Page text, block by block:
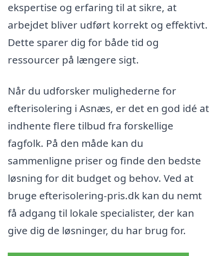
ekspertise og erfaring til at sikre, at
arbejdet bliver udført korrekt og effektivt.
Dette sparer dig for både tid og
ressourcer på længere sigt.
Når du udforsker mulighederne for
efterisolering i Asnæs, er det en god idé at
indhente flere tilbud fra forskellige
fagfolk. På den måde kan du
sammenligne priser og finde den bedste
løsning for dit budget og behov. Ved at
bruge efterisolering-pris.dk kan du nemt
få adgang til lokale specialister, der kan
give dig de løsninger, du har brug for.